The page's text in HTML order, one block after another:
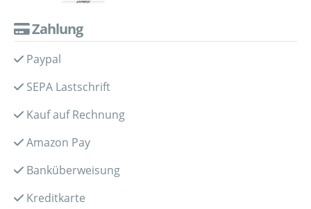
Zahlung
Paypal
SEPA Lastschrift
Kauf auf Rechnung
Amazon Pay
Banküberweisung
Kreditkarte